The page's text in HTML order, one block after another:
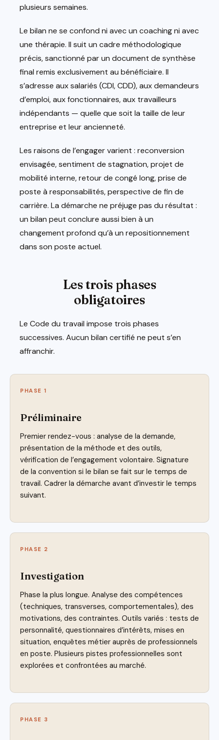
plusieurs semaines.
Le bilan ne se confond ni avec un coaching ni avec
une thérapie. Il suit un cadre méthodologique
précis, sanctionné par un document de synthèse
final remis exclusivement au bénéficiaire. Il
s’adresse aux salariés (CDI, CDD), aux demandeurs
d’emploi, aux fonctionnaires, aux travailleurs
indépendants — quelle que soit la taille de leur
entreprise et leur ancienneté.
Les raisons de l’engager varient : reconversion
envisagée, sentiment de stagnation, projet de
mobilité interne, retour de congé long, prise de
poste à responsabilités, perspective de fin de
carrière. La démarche ne préjuge pas du résultat :
un bilan peut conclure aussi bien à un
changement profond qu’à un repositionnement
dans son poste actuel.
Les trois phases
obligatoires
Le Code du travail impose trois phases
successives. Aucun bilan certifié ne peut s’en
affranchir.
PHASE 1
Préliminaire
Premier rendez-vous : analyse de la demande,
présentation de la méthode et des outils,
vérification de l’engagement volontaire. Signature
de la convention si le bilan se fait sur le temps de
travail. Cadrer la démarche avant d’investir le temps
suivant.
PHASE 2
Investigation
Phase la plus longue. Analyse des compétences
(techniques, transverses, comportementales), des
motivations, des contraintes. Outils variés : tests de
personnalité, questionnaires d’intérêts, mises en
situation, enquêtes métier auprès de professionnels
en poste. Plusieurs pistes professionnelles sont
explorées et confrontées au marché.
PHASE 3